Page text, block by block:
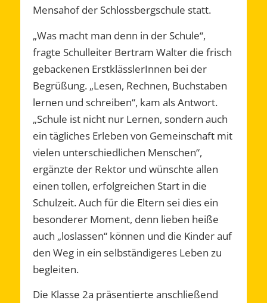
Mensahof der Schlossbergschule statt.
„Was macht man denn in der Schule“,
fragte Schulleiter Bertram Walter die frisch
gebackenen ErstklässlerInnen bei der
Begrüßung. „Lesen, Rechnen, Buchstaben
lernen und schreiben“, kam als Antwort.
„Schule ist nicht nur Lernen, sondern auch
ein tägliches Erleben von Gemeinschaft mit
vielen unterschiedlichen Menschen“,
ergänzte der Rektor und wünschte allen
einen tollen, erfolgreichen Start in die
Schulzeit. Auch für die Eltern sei dies ein
besonderer Moment, denn lieben heiße
auch „loslassen“ können und die Kinder auf
den Weg in ein selbständigeres Leben zu
begleiten.
Die Klasse 2a präsentierte anschließend